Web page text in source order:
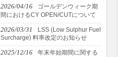
2026/04/16
ゴールデンウィーク期
間におけるCY OPEN/CUTについて
2026/03/31
LSS (Low Sulphur Fuel
Surcharge) 料率改定のお知らせ
2025/12/16
年末年始期間に関する